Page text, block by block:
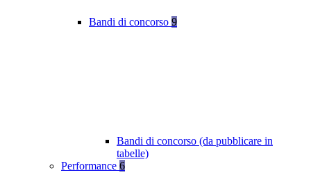
Bandi di concorso 9
Bandi di concorso (da pubblicare in
tabelle)
Performance 6